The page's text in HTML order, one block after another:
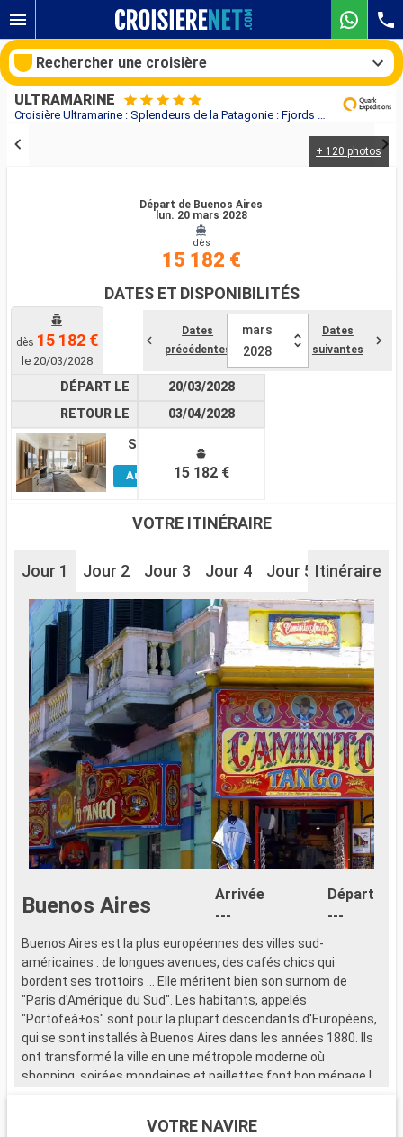
Croisière Ultramarine : Splendeurs de la Patagonie : Fjords Chiliens et Torres del Paine au départ de Buenos Aires
ULTRAMARINE
+ 120 photos
Départ de Buenos Aires
lun. 20 mars 2028
dès
15 182 €
DATES ET DISPONIBILITÉS
dès 15 182 €
le 20/03/2028
Dates
précédentes
mars
2028
Dates
suivantes
DÉPART LE
RETOUR LE
Suite
Autres
20/03/2028
03/04/2028
15 182 €
VOTRE ITINÉRAIRE
Jour 1 Jour 2 Jour 3 Jour 4 Jour 5 Jour 6
Itinéraire
Buenos Aires
Arrivée
---
Départ
---
Buenos Aires est la plus européennes des villes sud-
américaines : de longues avenues, des cafés chics qui
bordent ses trottoirs ... Elle méritent bien son surnom de
"Paris d'Amérique du Sud". Les habitants, appelés
"Portofeà±os" sont pour la plupart descendants d'Européens,
qui se sont installés à Buenos Aires dans les années 1880. Ils
ont transformé la ville en une métropole moderne où
shopping, soirées mondaines et paillettes font bon ménage !
VOTRE NAVIRE
Rechercher une croisière
Rechercher